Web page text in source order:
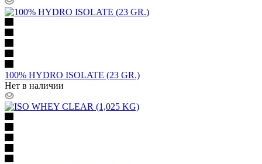
100% HYDRO ISOLATE (23 GR.)
Нет в наличии